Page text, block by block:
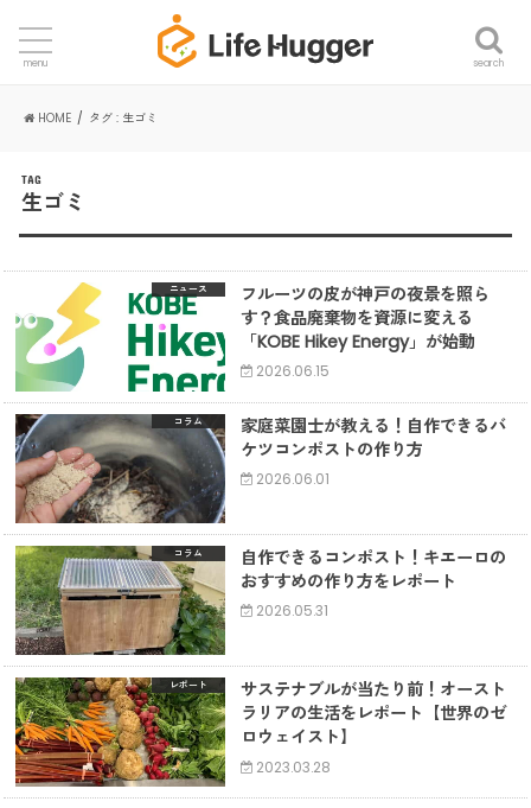
search
menu
HOME タグ : 生ゴミ
TAG
生ゴミ
ニュース
フルーツの皮が神戸の夜景を照ら
す？食品廃棄物を資源に変える
「KOBE Hikey Energy」が始動
2026.06.15
コラム
家庭菜園士が教える！自作できるバ
ケツコンポストの作り方
2026.06.01
コラム
自作できるコンポスト！キエーロの
おすすめの作り方をレポート
2026.05.31
レポート
サステナブルが当たり前！オースト
ラリアの生活をレポート【世界のゼ
ロウェイスト】
2023.03.28